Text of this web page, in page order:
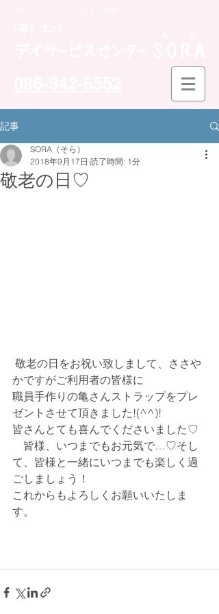
記事
敬老の日♡
SORA（そら）
2018年9月17日 読了時間: 1分
かですがご利用者の皆様に
職員手作りの亀さんストラップをプレ
ゼントさせて頂きました!(^^)!
皆さんとても喜んでくださいました♡
皆様、いつまでもお元気で…♡そし
て、皆様と一緒にいつまでも楽しく過
ごしましょう！
これからもよろしくお願いいたしま
す。